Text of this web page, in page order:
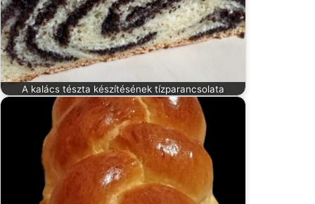
A kalács tészta készítésének tízparancsolata